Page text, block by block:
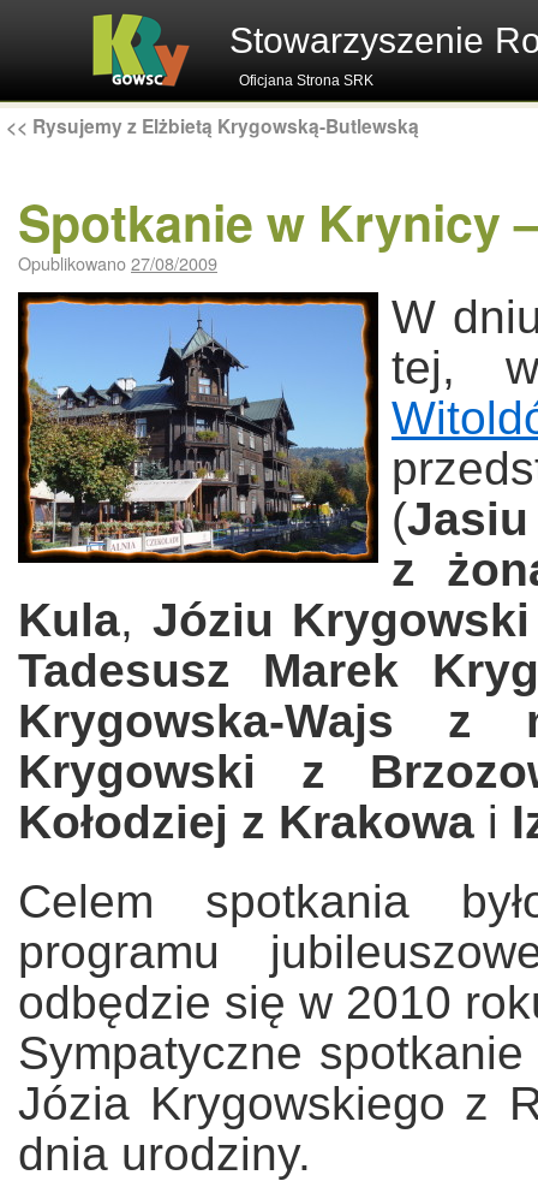
Stowarzyszenie
Oficjana Strona SRK
<< Rysujemy z Elżbietą Krygowską-Butlewską
Spotkanie w Krynicy
Opublikowano27/08/2009
W
tej,
(
z
Kula, Józiu
Tadesusz Marek
Krygowska-Wajs z
Krygowski z
Kołodziej z Krakowa i
Celem spotkania
programu
odbędzie się w 2010
Sympatyczne
Józia Krygowskiego z
dnia urodziny.